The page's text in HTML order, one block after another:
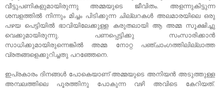
വീട്ടുപണികളുമായിരുന്നു അമ്മയുടെ ജീവിതം. അളന്നുകിട്ടുന്ന
ശമ്പളത്തിൽ നിന്നും മിച്ചം പിടിക്കുന്ന ചില്ലറകൾ അലമാരയിലെ ഒരു
പഴയ പെട്ടിയിൽ ഭാവിയിലേക്കുള്ള കരുതലായി ആ അമ്മ സൂക്ഷിച്ചു
വെക്കുമായിരുന്നു. പണപ്പെട്ടിക്കു സംസാരിക്കാൻ
സാധിക്കുമായിരുന്നെങ്കിൽ അമ്മ നോറ്റ പഞ്ചാംഗത്തിലില്ലാത്ത
വ്രതങ്ങളെക്കുറിച്ചതു പറഞ്ഞേനെ.
ഇപ്രകാരം ദിനങ്ങൾ പോകെയാണ് അമ്മയുട െ അനിയൻ അടുത്തുള്ള
അമ്പലത്തിലെ പൂരത്തിനു പോകുന്ന വഴി അവിടെ കേറിയത്.